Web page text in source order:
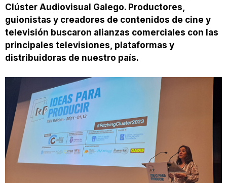
Clúster Audiovisual Galego. Productores,
guionistas y creadores de contenidos de cine y
televisión buscaron alianzas comerciales con las
principales televisiones, plataformas y
distribuidoras de nuestro país.